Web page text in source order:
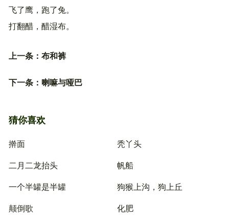
飞了鹰，跑了兔。
打翻醋，醋湿布。
上一条： 布和裤
下一条： 喇嘛与哑巴
猜你喜欢
擀面
秃丫头
二月二龙抬头
帆船
一个半罐是半罐
狗猴上沟，狗上丘
颠倒歌
化肥